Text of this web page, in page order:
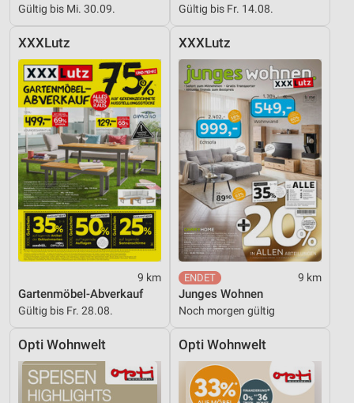
Gültig bis Mi. 30.09. Gültig bis Fr. 14.08.
XXXLutz
9 km
Gartenmöbel-Abverkauf
Gültig bis Fr. 28.08.
XXXLutz
9 km
Junges Wohnen
Noch morgen gültig
Opti Wohnwelt Opti Wohnwelt
Nicht-IAB-Verarbeitungszwecke:
Performance
Funktional
Werbung